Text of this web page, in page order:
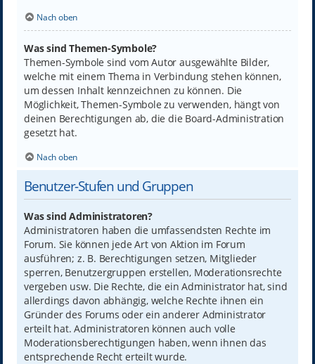
Nach oben
Was sind Themen-Symbole?
Themen-Symbole sind vom Autor ausgewählte Bilder,
welche mit einem Thema in Verbindung stehen können,
um dessen Inhalt kennzeichnen zu können. Die
Möglichkeit, Themen-Symbole zu verwenden, hängt von
deinen Berechtigungen ab, die die Board-Administration
gesetzt hat.
Nach oben
Benutzer-Stufen und Gruppen
Was sind Administratoren?
Administratoren haben die umfassendsten Rechte im
Forum. Sie können jede Art von Aktion im Forum
ausführen; z. B. Berechtigungen setzen, Mitglieder
sperren, Benutzergruppen erstellen, Moderationsrechte
vergeben usw. Die Rechte, die ein Administrator hat, sind
allerdings davon abhängig, welche Rechte ihnen ein
Gründer des Forums oder ein anderer Administrator
erteilt hat. Administratoren können auch volle
Moderationsberechtigungen haben, wenn ihnen das
entsprechende Recht erteilt wurde.